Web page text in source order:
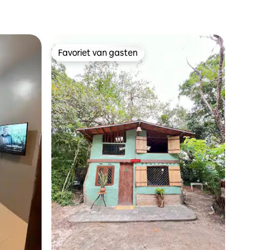
Favoriet van gasten
Favoriet van gasten